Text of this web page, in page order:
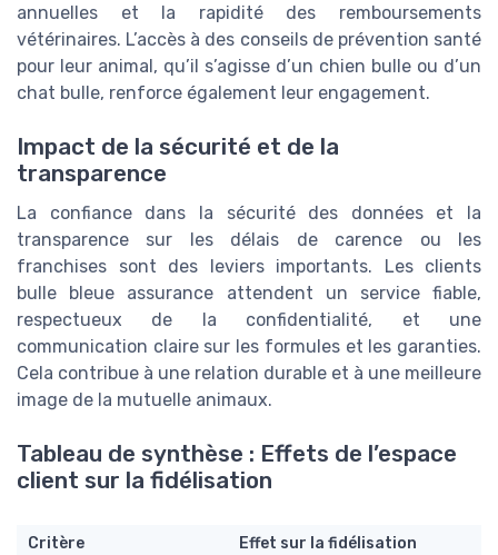
annuelles et la rapidité des remboursements
vétérinaires. L’accès à des conseils de prévention santé
pour leur animal, qu’il s’agisse d’un chien bulle ou d’un
chat bulle, renforce également leur engagement.
Impact de la sécurité et de la
transparence
La confiance dans la sécurité des données et la
transparence sur les délais de carence ou les
franchises sont des leviers importants. Les clients
bulle bleue assurance attendent un service fiable,
respectueux de la confidentialité, et une
communication claire sur les formules et les garanties.
Cela contribue à une relation durable et à une meilleure
image de la mutuelle animaux.
Tableau de synthèse : Effets de l’espace
client sur la fidélisation
Critère
Effet sur la fidélisation